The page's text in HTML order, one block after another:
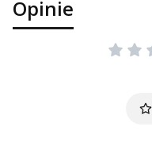
Opinie